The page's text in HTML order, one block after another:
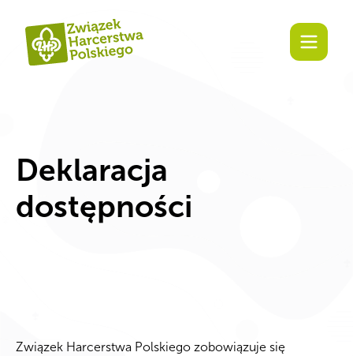
Deklaracja
dostępności
Związek Harcerstwa Polskiego zobowiązuje się